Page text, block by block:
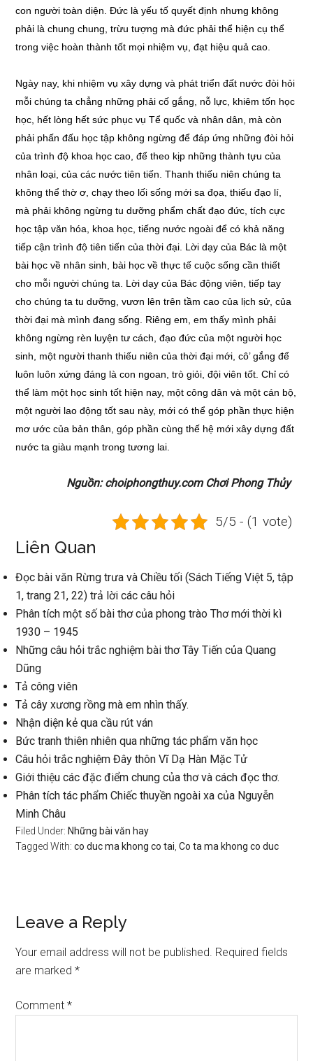
con người toàn diện. Đức là yếu tố quyết định nhưng không
phải là chung chung, trừu tượng mà đức phải thể hiện cụ thể
trong việc hoàn thành tốt mọi nhiệm vụ, đạt hiệu quả cao.
Ngày nay, khi nhiệm vụ xây dựng và phát triển đất nước đòi hỏi
mỗi chúng ta chẳng những phải cố gắng, nỗ lực, khiêm tốn học
học, hết lòng hết sức phục vụ Tể quốc và nhân dân, mà còn
phải phấn đấu học tập không ngừng để đáp ứng những đòi hỏi
của trình độ khoa học cao, để theo kịp những thành tựu của
nhân loại, của các nước tiên tiến. Thanh thiếu niên chúng ta
không thể thờ ơ, chạy theo lối sống mới sa đọa, thiếu đạo lí,
mà phải không ngừng tu dưỡng phẩm chất đạo đức, tích cực
học tập văn hóa, khoa học, tiếng nước ngoài để có khả năng
tiếp cận trình độ tiên tiến của thời đại. Lời dạy của Bác là một
bài học về nhân sinh, bài học về thực tế cuộc sống cần thiết
cho mỗi người chúng ta. Lời dạy của Bác động viên, tiếp tay
cho chúng ta tu dưỡng, vươn lên trên tầm cao của lịch sử, của
thời đại mà mình đang sống. Riêng em, em thấy mình phải
không ngừng rèn luyện tư cách, đạo đức của một người học
sinh, một người thanh thiếu niên của thời đại mới, cô’ gắng để
luôn luôn xứng đáng là con ngoan, trò giỏi, đội viên tốt. Chỉ có
thể làm một học sinh tốt hiện nay, một công dân và một cán bộ,
một người lao động tốt sau này, mới có thể góp phần thực hiện
mơ ước của bản thân, góp phần cùng thế hệ mới xây dựng đất
nước ta giàu mạnh trong tương lai.
Nguồn: choiphongthuy.com Chơi Phong Thủy
5/5 - (1 vote)
Liên Quan
Đọc bài văn Rừng trưa và Chiều tối (Sách Tiếng Việt 5, tập
1, trang 21, 22) trả lời các câu hỏi
Phân tích một số bài thơ của phong trào Thơ mới thời kì
1930 – 1945
Những câu hỏi trắc nghiệm bài thơ Tây Tiến của Quang
Dũng
Tả công viên
Tả cây xương rồng mà em nhìn thấy.
Nhận diện kẻ qua cầu rút ván
Bức tranh thiên nhiên qua những tác phẩm văn học
Câu hỏi trắc nghiệm Đây thôn Vĩ Dạ Hàn Mặc Tử
Giới thiệu các đặc điểm chung của thơ và cách đọc thơ.
Phân tích tác phẩm Chiếc thuyền ngoài xa của Nguyễn
Minh Châu
Filed Under: Những bài văn hay
Tagged With:co duc ma khong co tai ,Co ta ma khong co duc
Reader
Interactions
Leave a Reply
Your email address will not be published. Required fields
are marked*
Comment*